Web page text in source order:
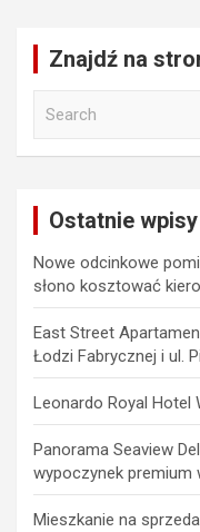
Znajdź na
Ostatnie wpisy
Nowe odcinkowe
słono kosztować
East Street
Łodzi Fabrycznej i ul.
Leonardo Royal Hotel
Panorama Seaview
wypoczynek premium
Mieszkanie na